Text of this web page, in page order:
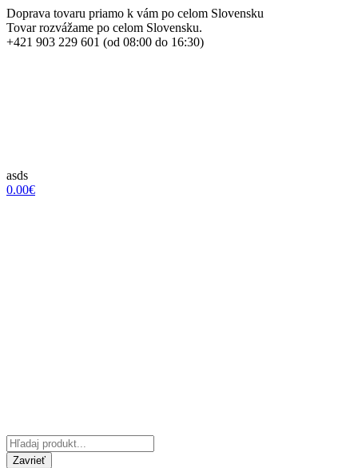
Doprava tovaru priamo k vám po celom Slovensku
Tovar rozvážame po celom Slovensku.
+421 903 229 601 (od 08:00 do 16:30)
asds
0.00€
Zavrieť